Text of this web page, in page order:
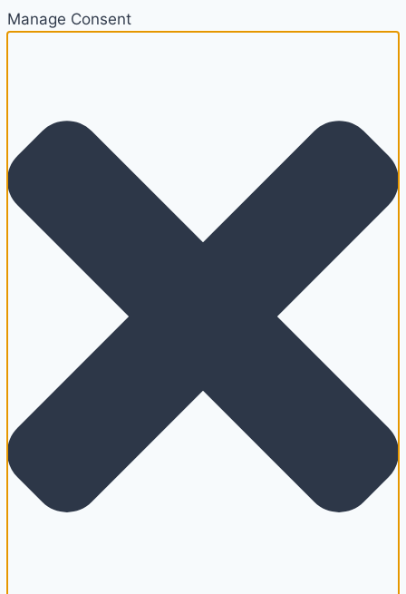
Manage Consent